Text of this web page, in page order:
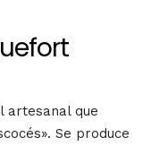
artesanal que
Se produce